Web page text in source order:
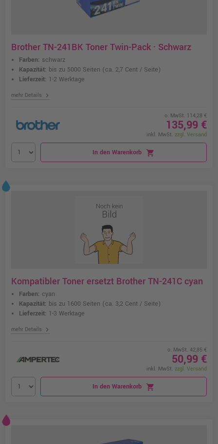
Brother TN-241BK Toner Twin-Pack · Schwarz
Farben: schwarz
Kapazität: bis zu 5000 Seiten (ca. 2,7 Cent / Seite)
Lieferzeit: 1-2 Werktage
mehr Details chevron_right
o. MwSt. 114,28 €
135,99 €
inkl. MwSt. zzgl. Versand
In den Warenkorb shopping_cart
Kompatibler Toner ersetzt Brother TN-241C cyan
Farben: cyan
Kapazität: bis zu 1600 Seiten (ca. 3,2 Cent / Seite)
Lieferzeit: 1-3 Werktage
mehr Details chevron_right
o. MwSt. 42,85 €
50,99 €
inkl. MwSt. zzgl. Versand
In den Warenkorb shopping_cart